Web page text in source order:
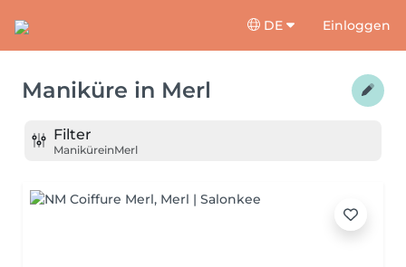
DE Einloggen
Maniküre in Merl
Filter
ManiküreinMerl